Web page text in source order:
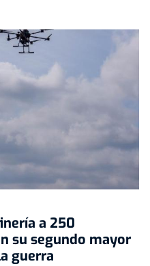
a 250
su segundo mayor
guerra